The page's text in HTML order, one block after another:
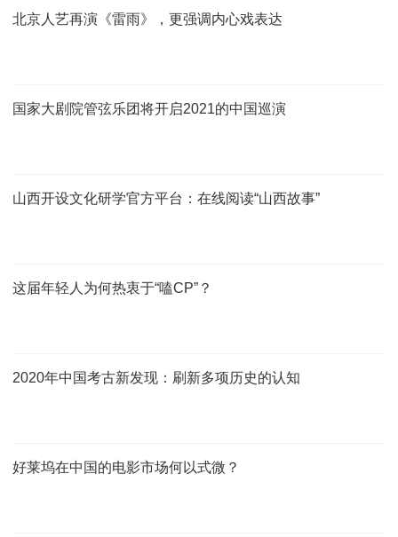
北京人艺再演《雷雨》，更强调内心戏表达
国家大剧院管弦乐团将开启2021的中国巡演
山西开设文化研学官方平台：在线阅读“山西故事”
这届年轻人为何热衷于“嗑CP”？
2020年中国考古新发现：刷新多项历史的认知
好莱坞在中国的电影市场何以式微？